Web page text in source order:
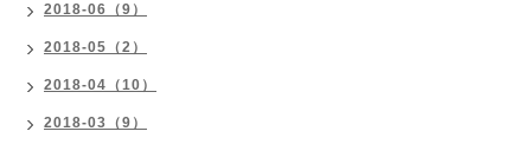
2018-06（9）
2018-05（2）
2018-04（10）
2018-03（9）